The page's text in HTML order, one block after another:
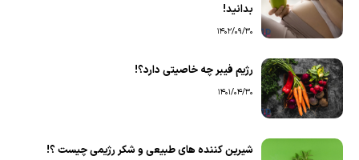
بدانید!
1402/09/30
رژیم فیبر چه خاصیتی دارد؟!
1401/04/30
شیرین کننده های طبیعی و شکر رژیمی چیست ؟!